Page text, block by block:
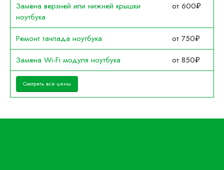
Замена верхней или нижней крышки
ноутбука
от 600₽
Ремонт тачпада ноутбука
от 750₽
Замена Wi-Fi модуля ноутбука
от 850₽
Смотреть все цены